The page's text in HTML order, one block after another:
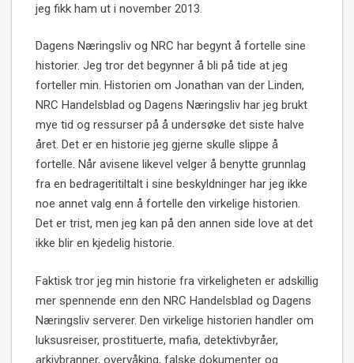
jeg fikk ham ut i november 2013.
Dagens Næringsliv og NRC har begynt å fortelle sine
historier. Jeg tror det begynner å bli på tide at jeg
forteller min. Historien om Jonathan van der Linden,
NRC Handelsblad og Dagens Næringsliv har jeg brukt
mye tid og ressurser på å undersøke det siste halve
året. Det er en historie jeg gjerne skulle slippe å
fortelle. Når avisene likevel velger å benytte grunnlag
fra en bedrageritiltalt i sine beskyldninger har jeg ikke
noe annet valg enn å fortelle den virkelige historien.
Det er trist, men jeg kan på den annen side love at det
ikke blir en kjedelig historie.
Faktisk tror jeg min historie fra virkeligheten er adskillig
mer spennende enn den NRC Handelsblad og Dagens
Næringsliv serverer. Den virkelige historien handler om
luksusreiser, prostituerte, mafia, detektivbyråer,
arkivbranner, overvåking, falske dokumenter og